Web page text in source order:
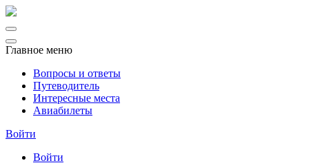
Главное меню
Вопросы и ответы
Путеводитель
Интересные места
Авиабилеты
Войти
Войти